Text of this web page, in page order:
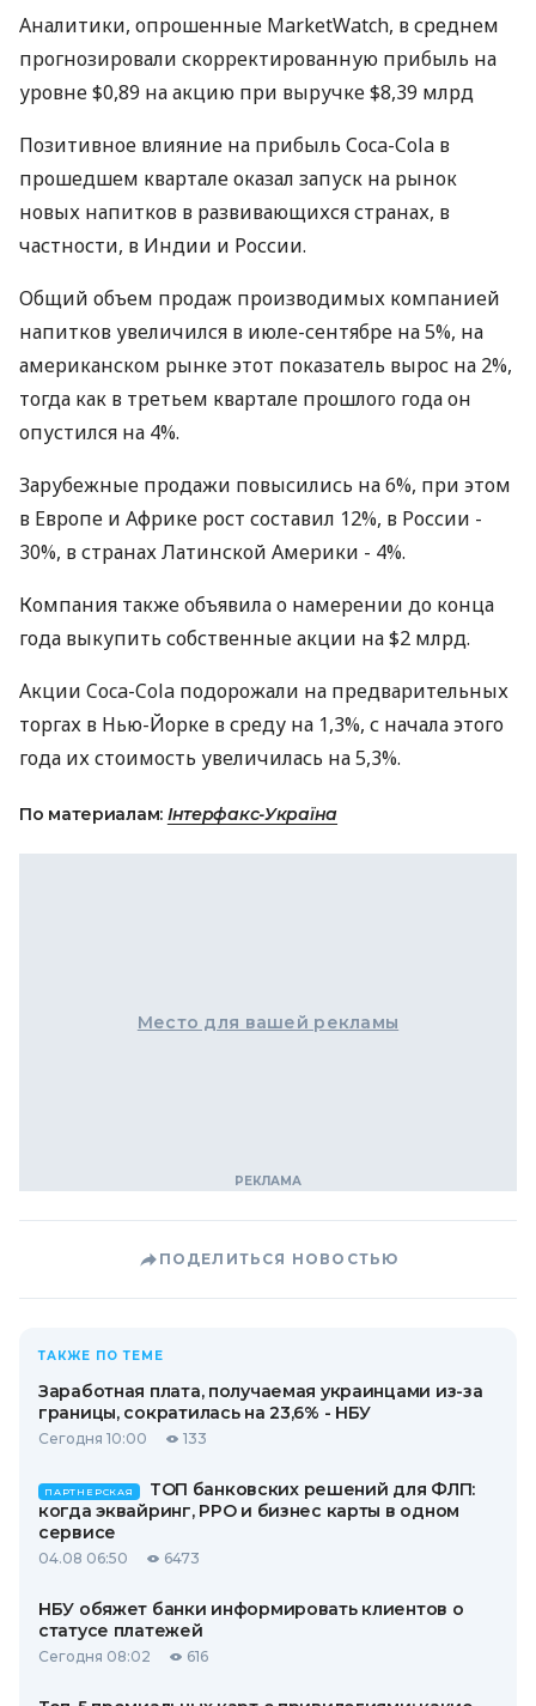
Аналитики, опрошенные MarketWatch, в среднем
прогнозировали скорректированную прибыль на
уровне $0,89 на акцию при выручке $8,39 млрд
Позитивное влияние на прибыль Coca-Cola в
прошедшем квартале оказал запуск на рынок
новых напитков в развивающихся странах, в
частности, в Индии и России.
Общий объем продаж производимых компанией
напитков увеличился в июле-сентябре на 5%, на
американском рынке этот показатель вырос на 2%,
тогда как в третьем квартале прошлого года он
опустился на 4%.
Зарубежные продажи повысились на 6%, при этом
в Европе и Африке рост составил 12%, в России -
30%, в странах Латинской Америки - 4%.
Компания также объявила о намерении до конца
года выкупить собственные акции на $2 млрд.
Акции Coca-Cola подорожали на предварительных
торгах в Нью-Йорке в среду на 1,3%, с начала этого
года их стоимость увеличилась на 5,3%.
По материалам: Інтерфакс-Україна
Место для вашей рекламы
ПОДЕЛИТЬСЯ НОВОСТЬЮ
ТАКЖЕ ПО ТЕМЕ
Заработная плата, получаемая украинцами из-за
границы, сократилась на 23,6% - НБУ
Сегодня 10:00 133
ПАРТНЕРСКАЯ
ТОП банковских решений для ФЛП:
когда эквайринг, РРО и бизнес карты в одном
сервисе
04.08 06:50 6473
НБУ обяжет банки информировать клиентов о
статусе платежей
Сегодня 08:02 616